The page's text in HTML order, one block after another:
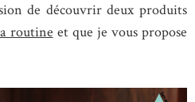
de découvrir deux produits
routine et que je vous propose